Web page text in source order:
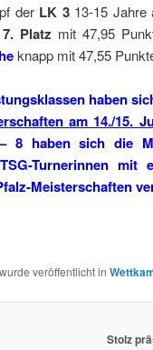
der LK 313-15 Jahre
7. Platz mit 47,95
knapp mit 47,55
haben
am 14./15.
8 haben sich die
Turnerinnen
Meisterschaften
veröffentlicht in
Stolz